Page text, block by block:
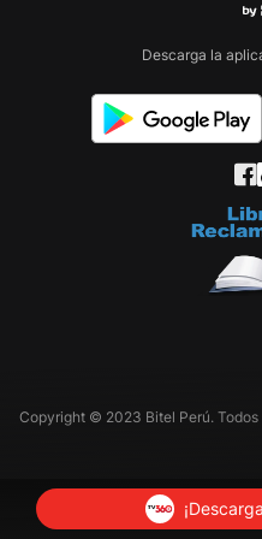
Descarga la
Copyright © 2023 Bitel Perú.